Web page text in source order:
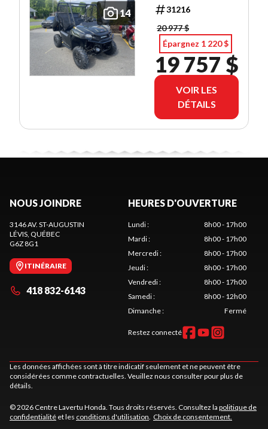
14
31216
20 977 $
Épargnez 1 220 $
19 757 $
VOIR LES
DÉTAILS
NOUS JOINDRE
3146 AV. ST-AUGUSTIN
LÉVIS, QUÉBEC
G6Z 8G1
ITINÉRAIRE
418 832-6143
HEURES D'OUVERTURE
Lundi:
8h00 - 17h00
Mardi:
8h00 - 17h00
Mercredi:
8h00 - 17h00
Jeudi:
8h00 - 17h00
Vendredi:
8h00 - 17h00
Samedi:
8h00 - 12h00
Dimanche: Fermé
Restez connecté
Les données affichées sont à titre indicatif seulement et ne peuvent être
considérées comme contractuelles. Veuillez nous consulter pour plus de
détails.
© 2026 Centre Lavertu Honda. Tous droits réservés. Consultez la politique de
confidentialité et les conditions d'utilisation. Choix de consentement.